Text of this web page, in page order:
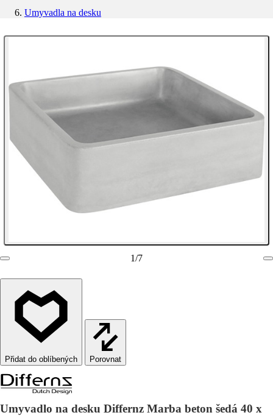
Umyvadla na desku
1/7
Porovnat
Umyvadlo na desku Differnz Marba beton šedá 40 x